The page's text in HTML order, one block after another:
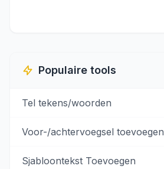
Populaire tools
Tel tekens/woorden
Voor-/achtervoegsel toevoegen
Sjabloontekst Toevoegen